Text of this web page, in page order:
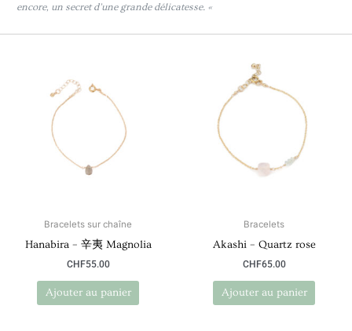
encore, un secret d’une grande délicatesse. «
Bracelets sur chaîne
Hanabira – 辛夷 Magnolia
CHF55.00
Ajouter au panier
Bracelets
Akashi – Quartz rose
CHF65.00
Ajouter au panier